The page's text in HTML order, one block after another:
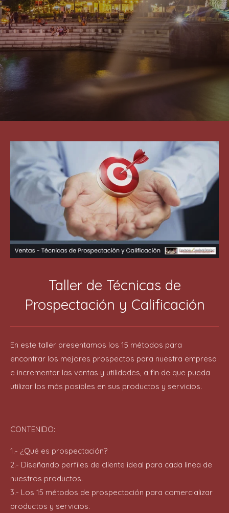
Taller de Técnicas de
Prospectación y Calificación
En este taller presentamos los 15 métodos para
encontrar los mejores prospectos para nuestra empresa
e incrementar las ventas y utilidades, a fin de que pueda
utilizar los más posibles en sus productos y servicios.
CONTENIDO:
1.- ¿Qué es prospectación?
2.- Diseñando perfiles de cliente ideal para cada linea de
nuestros productos.
3.- Los 15 métodos de prospectación para comercializar
productos y servicios.